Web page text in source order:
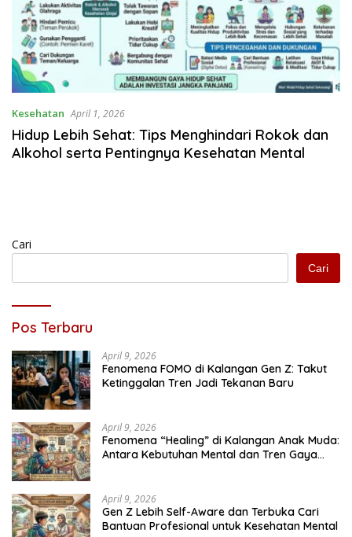
Kesehatan April 1, 2026
Hidup Lebih Sehat: Tips Menghindari Rokok dan
Alkohol serta Pentingnya Kesehatan Mental
Cari
Cari
Pos Terbaru
April 9, 2026
Fenomena FOMO di Kalangan Gen Z: Takut
Ketinggalan Tren Jadi Tekanan Baru
April 9, 2026
Fenomena “Healing” di Kalangan Anak Muda:
Antara Kebutuhan Mental dan Tren Gaya
April 9, 2026
Gen Z Lebih Self-Aware dan Terbuka Cari
Bantuan Profesional untuk Kesehatan Mental